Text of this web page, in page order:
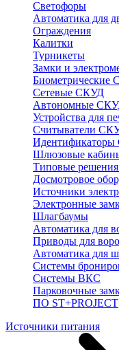
Светофоры
Автоматика для
Ограждения
Калитки
Турникеты
Замки и
Биометрические
Сетевые СКУД
Автономные
Устройства для
Считыватели
Шлюзовые
Типовые
Досмотровое
Источники
Электронные
Шлагбаумы
Автоматика для
Приводы для
Автоматика для
Системы
Системы ВКС
Парковочные
ПО ST+PROJECT
Источники питания